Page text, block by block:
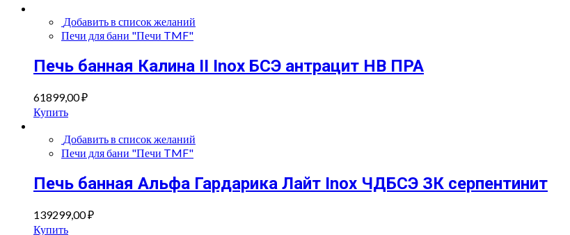
Добавить в список желаний
Печи для бани "Печи TMF"
Печь банная Калина II Inox БСЭ антрацит НВ ПРА
61899,00₽
Купить
Добавить в список желаний
Печи для бани "Печи TMF"
Печь банная Альфа Гардарика Лайт Inox ЧДБСЭ ЗК серпентинит
139299,00₽
Купить